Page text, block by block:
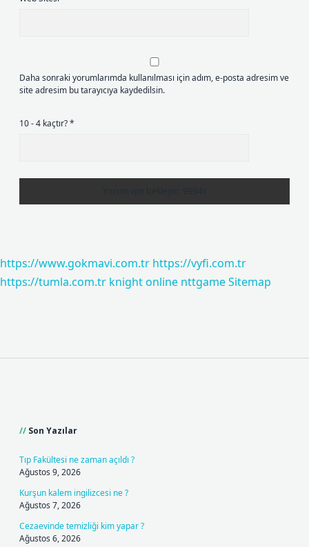
Daha sonraki yorumlarımda kullanılması için adım, e-posta adresim ve
site adresim bu tarayıcıya kaydedilsin.
10 - 4 kaçtır?*
https://www.gokmavi.com.tr https://vyfi.com.tr
https://tumla.com.tr knight online nttgameSitemap
Son Yazılar
Tıp Fakültesi ne zaman açıldı ?
Ağustos 9, 2026
Kurşun kalem ingilizcesi ne ?
Ağustos 7, 2026
Cezaevinde temizliği kim yapar ?
Ağustos 6, 2026